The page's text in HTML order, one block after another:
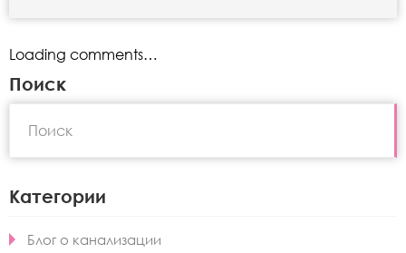
Loading comments…
Поиск
Категории
Блог о канализации